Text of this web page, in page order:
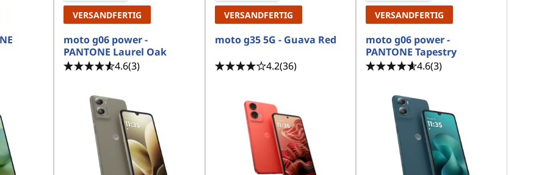
VERSANDFERTIG
moto g06 power -
PANTONE Laurel Oak
4.6(3)
VERSANDFERTIG
moto g35 5G - Guava Red
4.2(36)
VERSANDFERTIG
moto g06 power -
PANTONE Tapestry
4.6(3)